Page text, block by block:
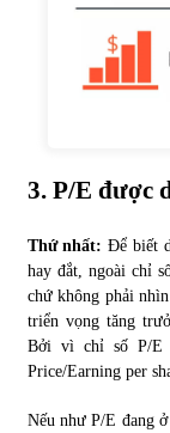
3. P/E được
Thứ nhất: Để biết
hay đắt, ngoài chỉ
chứ không phải
triển vọng tăng
Bởi vì chỉ số P/E
Price/Earning per
Nếu như P/E đang